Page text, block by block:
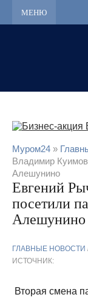
МЕНЮ
Муром24 »
Владимир
Алешунино
Евгений
посетили
Алешунино
ГЛАВНЫЕ НОВОСТИ
ИСТОЧНИК:
Вторая смена